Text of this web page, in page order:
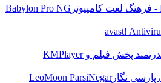
Babylon Pro NG
avast!
پخش فیلم وKMPlayer
نگارLeoMoon ParsiNegar